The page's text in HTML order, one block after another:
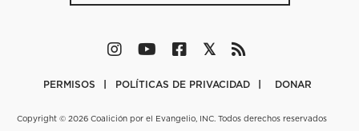
PERMISOS POLÍTICAS DE PRIVACIDAD DONAR
Copyright © 2026 Coalición por el Evangelio, INC. Todos derechos reservados